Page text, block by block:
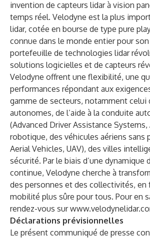
invention de capteurs lidar à vision
temps réel. Velodyne est la plus
lidar, cotée en bourse de type pure
connue dans le monde entier pour
portefeuille de technologies lidar
solutions logicielles et de capteurs
Velodyne offrent une flexibilité, une
performances répondant aux
gamme de secteurs, notamment celui
autonomes, de l’aide à la conduite
(Advanced Driver Assistance Systems,
robotique, des véhicules aériens sans
Aerial Vehicles, UAV), des villes
sécurité. Par le biais d’une dynamique
continue, Velodyne cherche à
des personnes et des collectivités, en
mobilité plus sûre pour tous. Pour en
rendez-vous sur
Déclarations prévisionnelles
Le présent communiqué de presse